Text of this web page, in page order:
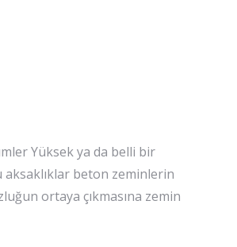
Yüksek ya da belli bir
aksaklıklar beton zeminlerin
ortaya çıkmasına zemin